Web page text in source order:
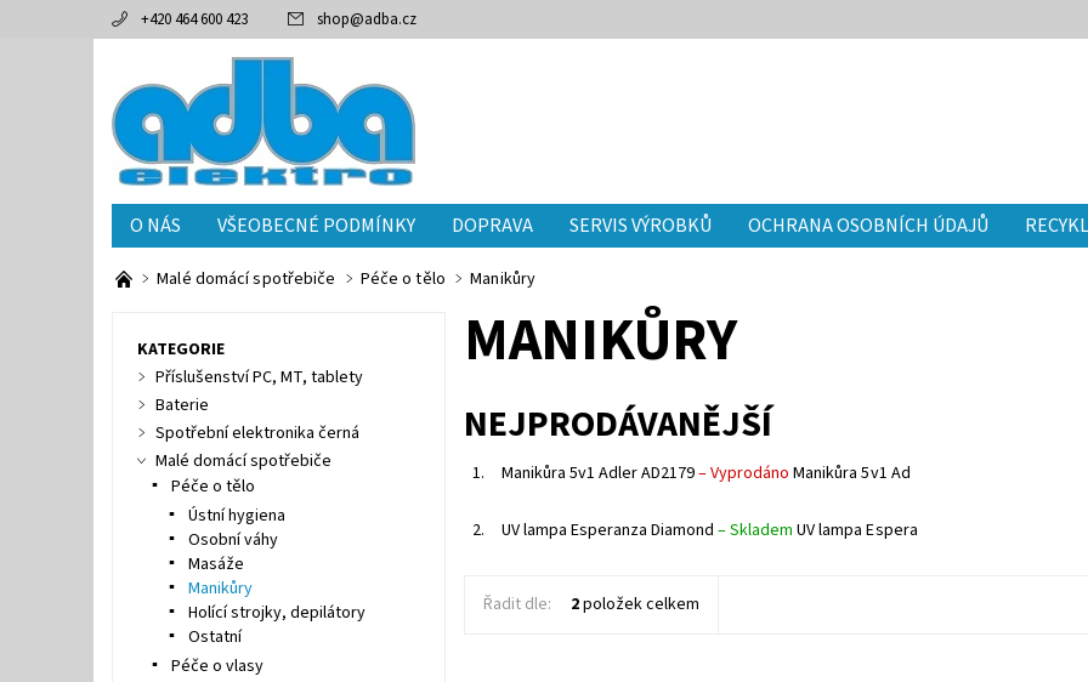
+420 464 600 423 shop@adba.cz
O NÁS VŠEOBECNÉ PODMÍNKY DOPRAVA SERVIS VÝROBKŮ OCHRANA OSOBNÍCH ÚDAJŮ
Malé domácí spotřebiče Péče o tělo Manikůry
MANIKŮRY
NEJPRODÁVANĚJŠÍ
1. Manikůra 5v1 Adler AD2179–Vyprodáno Manikůra 5v1 Ad
2. UV lampa Esperanza Diamond –Skladem UV lampa Espera
Řadit dle: 2položek celkem
KATEGORIE
Příslušenství PC, MT, tablety
Baterie
Spotřební elektronika černá
Malé domácí spotřebiče
Péče o tělo
Ústní hygiena
Osobní váhy
Masáže
Manikůry
Holící strojky, depilátory
Ostatní
Péče o vlasy